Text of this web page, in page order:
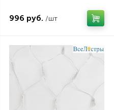
996 руб. /шт